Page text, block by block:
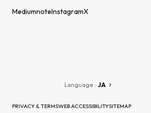
MediumnoteInstagramX
Language : JA
PRIVACY & TERMSWEB ACCESSIBILITYSITEMAP